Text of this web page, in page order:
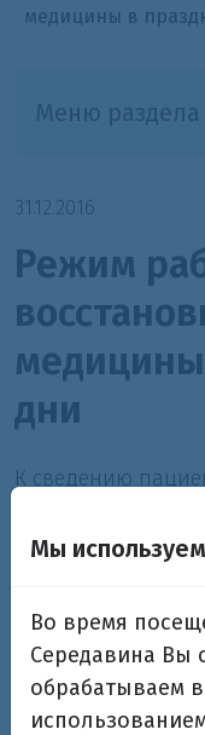
медицины в
Меню раздела
31.12.2016
Режим
дни
К сведению
будет работать в
будет вести прием
Телефоны
Администрация.
31.12.2017
Мы
Во время
Середавина Вы
обрабатываем